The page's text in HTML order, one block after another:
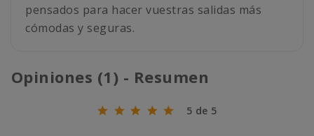
pensados para hacer vuestras salidas más
cómodas y seguras.
Opiniones (1) - Resumen
5 de 5